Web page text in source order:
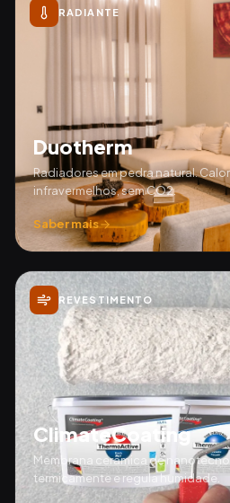
RADIANTE
Duotherm
Radiadores em pedra natural.
infravermelhos, sem CO2.
Saber mais
REVESTIMENTO
ClimateCoating
Membrana cerâmica de
termicamente e regula humidade.